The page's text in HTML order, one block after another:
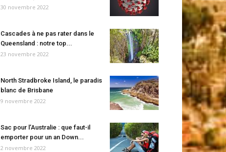
30 novembre 2022
Cascades à ne pas rater dans le
Queensland : notre top...
23 novembre 2022
North Stradbroke Island, le paradis
blanc de Brisbane
9 novembre 2022
Sac pour l’Australie : que faut-il
emporter pour un an Down...
2 novembre 2022